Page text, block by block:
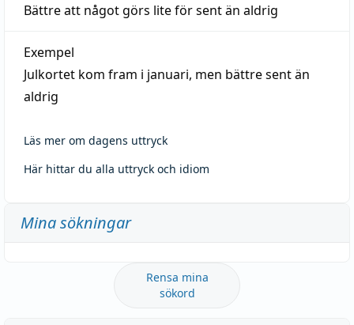
Bättre att något görs lite för sent än aldrig
Exempel
Julkortet kom fram i januari, men bättre sent än
aldrig
Läs mer om dagens uttryck
Här hittar du alla uttryck och idiom
Mina sökningar
Rensa mina
sökord